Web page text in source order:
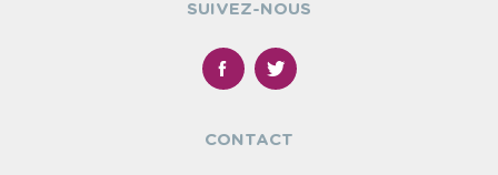
SUIVEZ-NOUS
CONTACT